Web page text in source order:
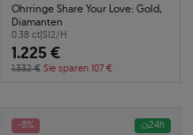
Ohrringe Share Your Love: Gold,
Diamanten
0.38 ct|SI2/H
1.225 €
1.332 € Sie sparen 107 €
-8% 24h